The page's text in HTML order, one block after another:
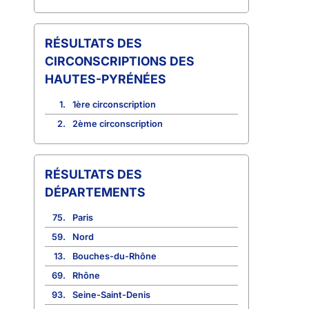
CIRCONSCRIPTIONS DES
HAUTES-PYRÉNÉES
1.
1ère circonscription
2.
2ème circonscription
RÉSULTATS DES
DÉPARTEMENTS
75.
Paris
59.
Nord
13.
Bouches-du-Rhône
69.
Rhône
93.
Seine-Saint-Denis